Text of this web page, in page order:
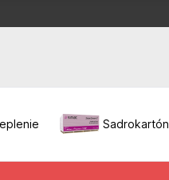
Sadrokartón